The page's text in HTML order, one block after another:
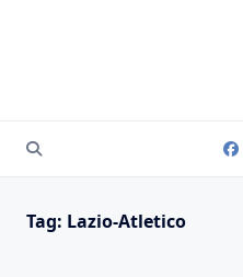
Tag: Lazio-Atletico